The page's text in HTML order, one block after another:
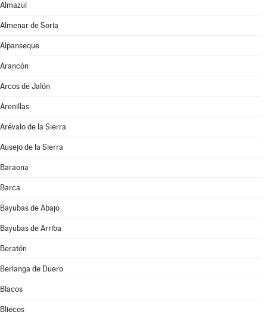
Almazul
Almenar de Soria
Alpanseque
Arancón
Arcos de Jalón
Arenillas
Arévalo de la Sierra
Ausejo de la Sierra
Baraona
Barca
Bayubas de Abajo
Bayubas de Arriba
Beratón
Berlanga de Duero
Blacos
Bliecos